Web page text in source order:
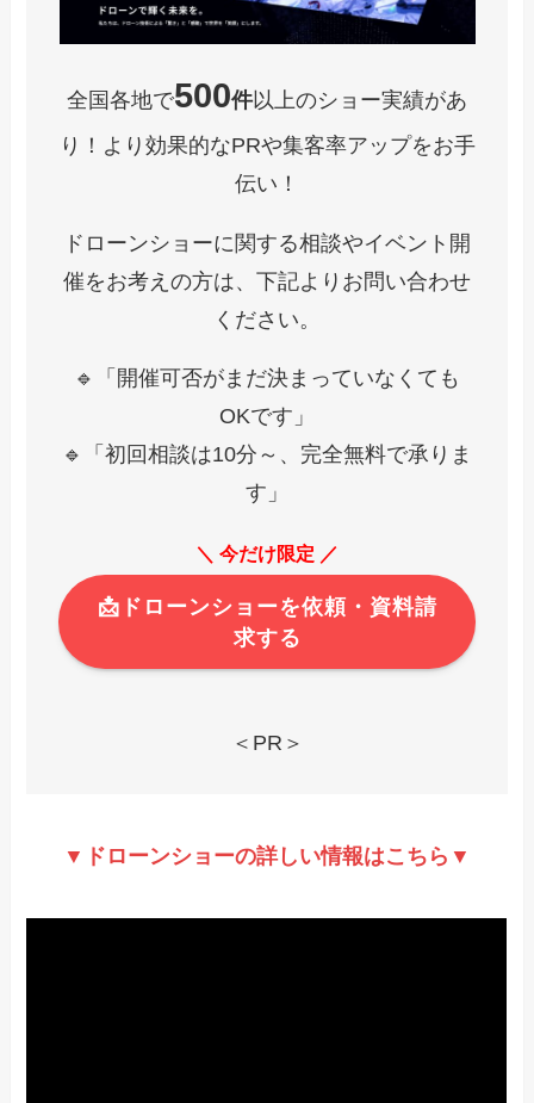
全国各地で500件以上のショー実績があ
り！より効果的なPRや集客率アップをお手
伝い！
ドローンショーに関する相談やイベント開
催をお考えの方は、下記よりお問い合わせ
ください。
🔹「開催可否がまだ決まっていなくても
OKです」
🔹「初回相談は10分～、完全無料で承りま
す」
＼ 今だけ限定 ／
📩ドローンショーを依頼・資料請
求する
＜PR＞
▼ドローンショーの詳しい情報はこちら▼